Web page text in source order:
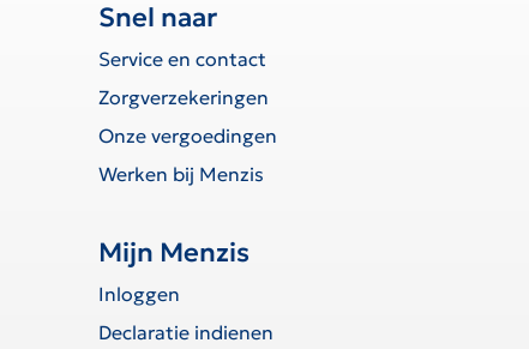
Snel naar
Service en contact
Zorgverzekeringen
Onze vergoedingen
Werken bij Menzis
Mijn Menzis
Inloggen
Declaratie indienen